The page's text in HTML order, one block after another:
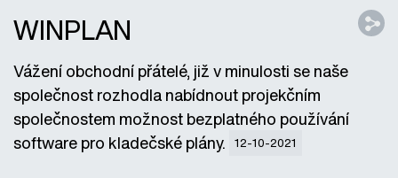
WINPLAN
Vážení obchodní přátelé, již v minulosti se naše
společnost rozhodla nabídnout projekčním
společnostem možnost bezplatného používání
software pro kladečské plány. 12-10-2021